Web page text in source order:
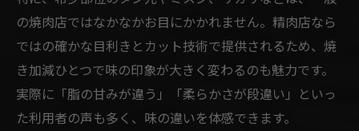
の焼肉店ではなかなかお目にかかれません。精肉店なら
ではの確かな目利きとカット技術で提供されるため、焼
き加減ひとつで味の印象が大きく変わるのも魅力です。
実際に「脂の甘みが違う」「柔らかさが段違い」といっ
た利用者の声も多く、味の違いを体感できます。